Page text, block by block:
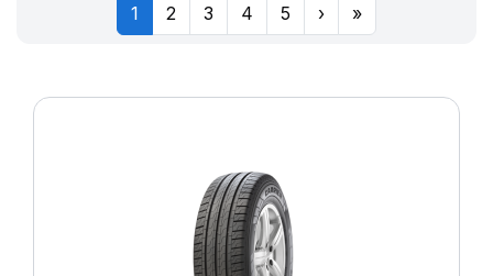
1 2 3 4 5 › »